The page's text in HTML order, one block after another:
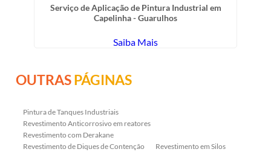
Serviço de Aplicação de Pintura Industrial em
Capelinha - Guarulhos
Saiba Mais
OUTRASPÁGINAS
Pintura de Tanques Industriais
Revestimento Anticorrosivo em reatores
Revestimento com Derakane
Revestimento de Diques de Contenção
Revestimento em Silos